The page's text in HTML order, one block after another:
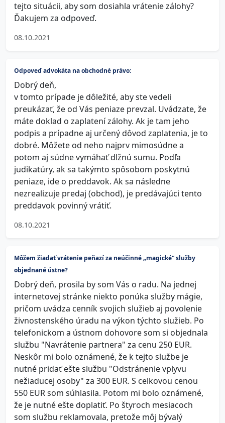
tejto situácii, aby som dosiahla vrátenie zálohy?
Ďakujem za odpoveď.
08.10.2021
Odpoveď advokáta na obchodné právo:
Dobrý deň,
v tomto prípade je dôležité, aby ste vedeli
preukázať, že od Vás peniaze prevzal. Uvádzate, že
máte doklad o zaplatení zálohy. Ak je tam jeho
podpis a prípadne aj určený dôvod zaplatenia, je to
dobré. Môžete od neho najprv mimosúdne a
potom aj súdne vymáhať dlžnú sumu. Podľa
judikatúry, ak sa takýmto spôsobom poskytnú
peniaze, ide o preddavok. Ak sa následne
nezrealizuje predaj (obchod), je predávajúci tento
preddavok povinný vrátiť.
08.10.2021
Môžem žiadať vrátenie peňazí za neúčinné „magické“ služby
objednané ústne?
Dobrý deň, prosila by som Vás o radu. Na jednej
internetovej stránke niekto ponúka služby mágie,
pričom uvádza cenník svojich služieb aj povolenie
živnostenského úradu na výkon týchto služieb. Po
telefonickom a ústnom dohovore som si objednala
službu "Navrátenie partnera" za cenu 250 EUR.
Neskôr mi bolo oznámené, že k tejto službe je
nutné pridať ešte službu "Odstránenie vplyvu
nežiaducej osoby" za 300 EUR. S celkovou cenou
550 EUR som súhlasila. Potom mi bolo oznámené,
že je nutné ešte doplatiť. Po štyroch mesiacoch
som službu reklamovala, pretože môj bývalý